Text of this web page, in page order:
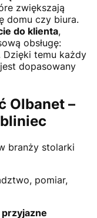
zwiększają
domu czy biura.
do klienta,
obsługę:
Dzięki temu każdy
dopasowany
Olbanet –
branży stolarki
pomiar,